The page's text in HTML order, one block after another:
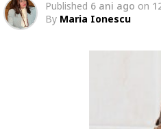
Published 6 ani ago on
By Maria Ionescu